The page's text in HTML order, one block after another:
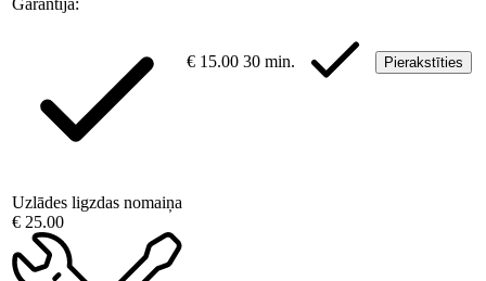
Garantija:
€ 15.00 30 min. Pierakstīties
Uzlādes ligzdas nomaiņa
€ 25.00